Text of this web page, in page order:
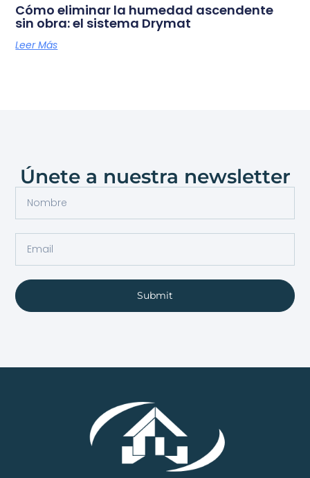
Cómo eliminar la humedad ascendente
sin obra: el sistema Drymat
Leer Más
Únete a nuestra newsletter
Submit